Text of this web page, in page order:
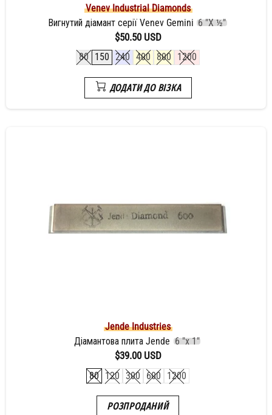
Venev Industrial Diamonds
Вигнутий діамант серії Venev Gemini 6 "X ½"
$50.50 USD
80 150 240 400 800 1200
ДОДАТИ ДО ВІЗКА
Jende Industries
Діамантова плита Jende 6 "x 1"
$39.00 USD
80 120 300 600 1200
РОЗПРОДАНИЙ